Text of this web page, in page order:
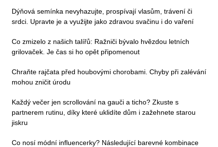
Dýňová semínka nevyhazujte, prospívají vlasům, trávení či
srdci. Upravte je a využijte jako zdravou svačinu i do vaření
Co zmizelo z našich talířů: Ražniči bývalo hvězdou letních
grilovaček. Je čas si ho opět připomenout
Chraňte rajčata před houbovými chorobami. Chyby při zalévání
mohou zničit úrodu
Každý večer jen scrollování na gauči a ticho? Zkuste s
partnerem rutinu, díky které uklidíte dům i zažehnete starou
jiskru
Co nosí módní influencerky? Následující barevné kombinace